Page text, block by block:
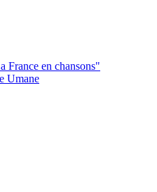
France en chansons"
Umane